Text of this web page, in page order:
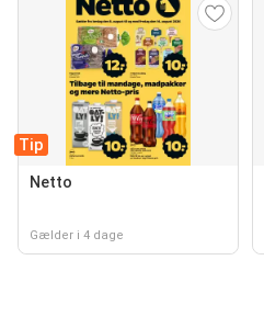
Tip
Netto
Gælder i 4 dage